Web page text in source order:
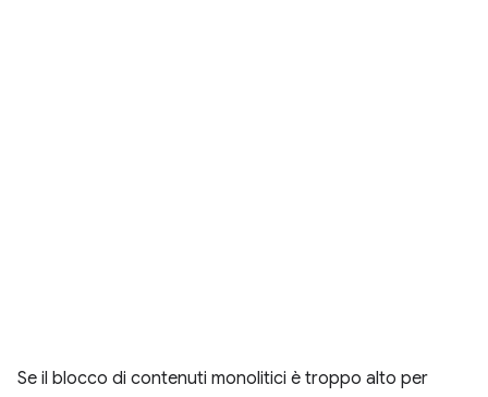
Se il blocco di contenuti monolitici è troppo alto per